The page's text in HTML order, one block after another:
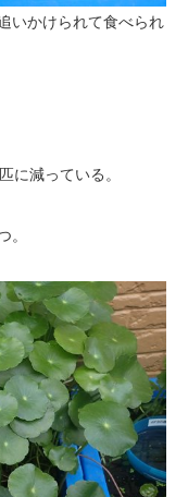
いかけられて食べられ
に減っている。
。